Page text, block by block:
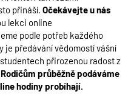
přináší. Očekávejte u nás
lekci online
podle potřeb každého
je předávání vědomostí vášní
přirozenou radost z
Rodičům průběžně podáváme
hodiny probíhají.